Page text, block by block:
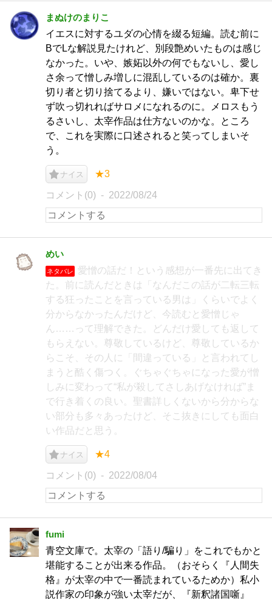
まぬけのまりこ
イエスに対するユダの心情を綴る短編。読む前に
BでLな解説見たけれど、別段艶めいたものは感じ
なかった。いや、嫉妬以外の何でもないし、愛し
さ余って憎しみ増しに混乱しているのは確か。裏
切り者と切り捨てるより、嫌いではない。卑下せ
ず吹っ切れればサロメになれるのに。メロスもう
るさいし、太宰作品は仕方ないのかな。ところ
で、これを実際に口述されると笑ってしまいそ
う。
ナイス ★3
コメント(0) 2022/08/24
めい
ネタバレ
愛憎の話だ！という感想が一番先に出てき
た。前に読んだときは「なんだこの話が二転三転
する狂ったことを言っている男は」くらいでよく
分からなかったんだけど、今読むと愛憎じゃ
ん……って理解できた。どんだけ愛しても返して
もらえない。尊敬しているけど、尊敬しているか
らこそ、その人に「間違っている」と言われてし
まうと酷く傷つく。ぐちゃぐちゃになった愛が憎
しみに変わって“私が殺してさしあげなければ”ま
で行き着くの良い。聖書詳しくないから分からな
い部分も多々あったけど、そこ抜きにしても面白
い作品だと思う。
ナイス ★4
コメント(0) 2022/08/04
fumi
青空文庫で。太宰の「語り/騙り」をこれでもかと
堪能することが出来る作品。（おそらく『人間失
格』が太宰の中で一番読まれているためか）私小
説作家の印象が強い太宰だが、『新釈諸国噺』